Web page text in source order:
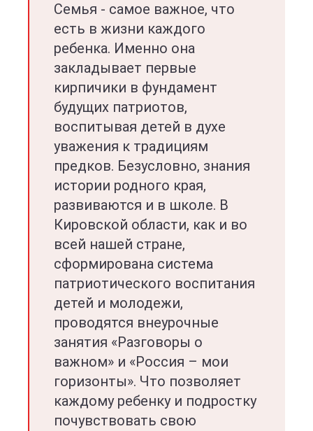
Семья - самое важное, что
есть в жизни каждого
ребенка. Именно она
закладывает первые
кирпичики в фундамент
будущих патриотов,
воспитывая детей в духе
уважения к традициям
предков. Безусловно, знания
истории родного края,
развиваются и в школе. В
Кировской области, как и во
всей нашей стране,
сформирована система
патриотического воспитания
детей и молодежи,
проводятся внеурочные
занятия «Разговоры о
важном» и «Россия – мои
горизонты». Что позволяет
каждому ребенку и подростку
почувствовать свою